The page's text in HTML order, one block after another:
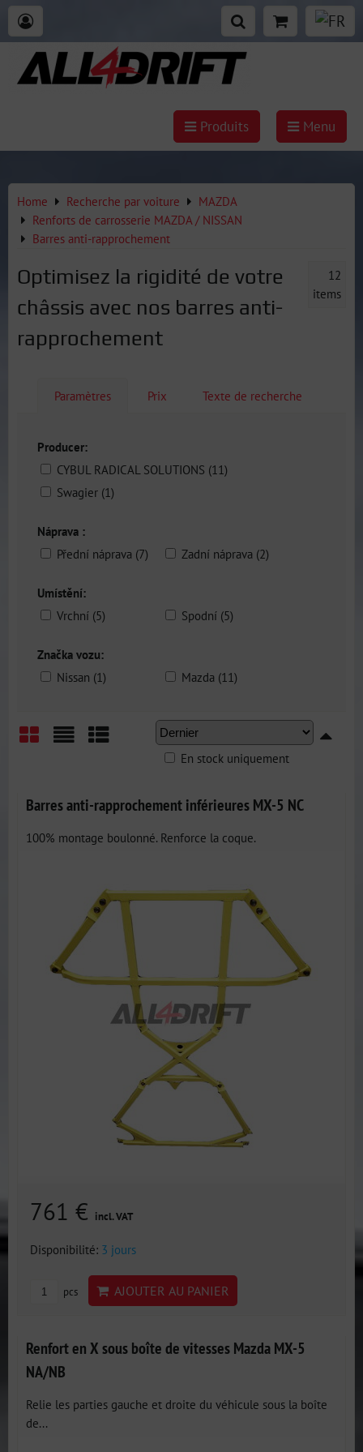
Produits Menu
Home Recherche par voiture
MAZDA
Renforts de carrosserie MAZDA / NISSAN
Barres anti-rapprochement
Optimisez la rigidité de votre
châssis avec nos barres anti-
rapprochement
12
items
Paramètres Prix Texte de recherche
Producer:
CYBUL RADICAL SOLUTIONS (11)
Swagier (1)
Náprava :
Přední náprava (7)
Zadní náprava (2)
Umístění:
Vrchní (5)
Spodní (5)
Značka vozu:
Nissan (1)
Mazda (11)
En stock uniquement
Barres anti-rapprochement inférieures MX-5 NC
100% montage boulonné. Renforce la coque.
761 € incl. VAT
Disponibilité: 3 jours
pcs AJOUTER AU PANIER
Renfort en X sous boîte de vitesses Mazda MX-5
NA/NB
Relie les parties gauche et droite du véhicule sous la boîte
de...